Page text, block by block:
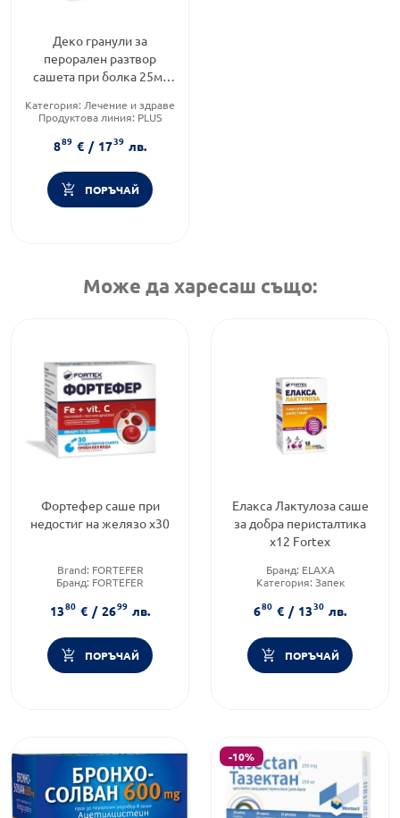
Деко гранули за
перорален разтвор
сашета при болка 25мг
Категория: Лечение и здраве
Продуктова линия: PLUS
889 € / 1739 лв.
ПОРЪЧАЙ
Може да харесаш също:
Фортефер саше при
недостиг на желязо х30
Brand: FORTEFER
Бранд: FORTEFER
1380 € / 2699 лв.
ПОРЪЧАЙ
Елакса Лактулоза саше
за добра перисталтика
х12 Fortex
Бранд: ELAXA
Категория: Запек
Форма на продукта:саше
680 € / 1330 лв.
ПОРЪЧАЙ
-10%